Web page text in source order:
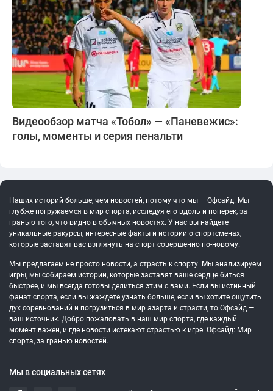
Видеообзор матча «Тобол» — «Паневежис»:
голы, моменты и серия пенальти
Наших историй больше, чем новостей, потому что мы — Офсайд. Мы
глубже погружаемся в мир спорта, исследуя его вдоль и поперек, за
гранью того, что видно в обычных новостях. У нас вы найдете
уникальные ракурсы, интересные факты и истории о спортсменах,
которые заставят вас взглянуть на спорт совершенно по-новому.
Мы предлагаем не просто новости, а страсть к спорту. Мы анализируем
игры, мы собираем истории, которые заставят ваше сердце биться
быстрее, и мы всегда готовы делиться этим с вами. Если вы истинный
фанат спорта, если вы жаждете узнать больше, если вы хотите ощутить
дух соревнований и погрузиться в мир азарта и страсти, то Офсайд —
ваш источник. Добро пожаловать в наш мир спорта, где каждый
момент важен, и где новости истекают страстью к игре. Офсайд: Мир
спорта, за гранью новостей.
Мы в социальных сетях